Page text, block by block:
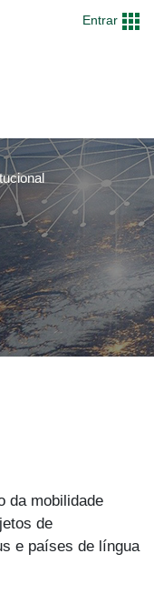
Entrar
da mobilidade
de
e países de língua